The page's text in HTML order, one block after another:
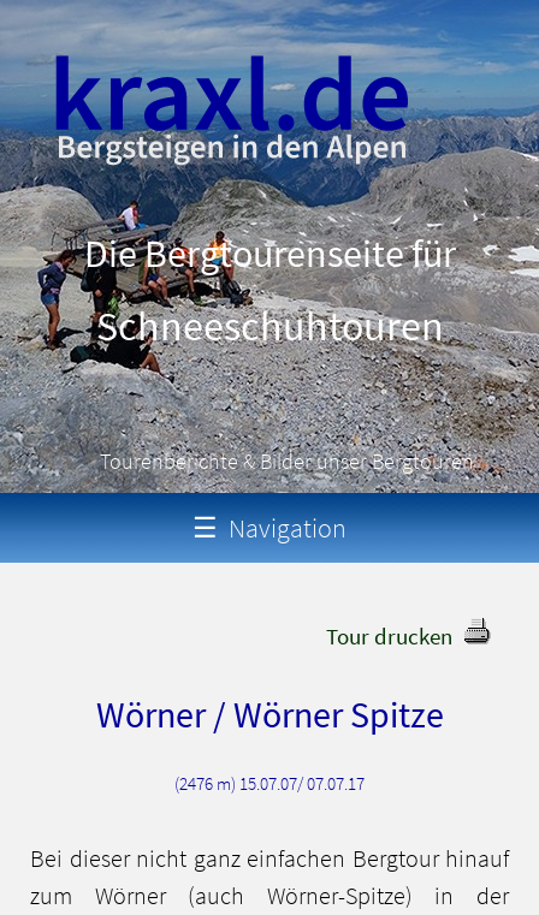
Die Bergtourenseite für
Klettersteigtouren
Tourenberichte & Bilder unser Bergtouren
☰Navigation
Tour drucken
Wörner / Wörner Spitze
(2476 m) 15.07.07/ 07.07.17
Bei dieser nicht ganz einfachen Bergtour hinauf
zum Wörner (auch Wörner-Spitze) in der